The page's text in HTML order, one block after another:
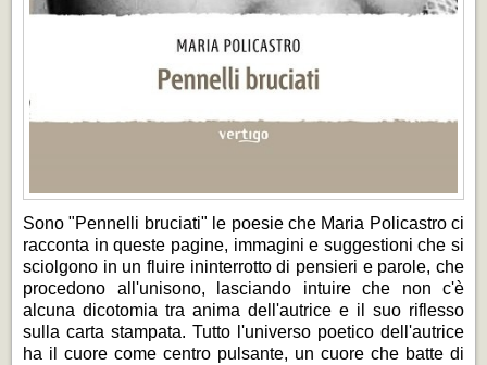
Sono "Pennelli bruciati" le poesie che Maria Policastro ci
racconta in queste pagine, immagini e suggestioni che si
sciolgono in un fluire ininterrotto di pensieri e parole, che
procedono all'unisono, lasciando intuire che non c'è
alcuna dicotomia tra anima dell'autrice e il suo riflesso
sulla carta stampata. Tutto l'universo poetico dell'autrice
ha il cuore come centro pulsante, un cuore che batte di